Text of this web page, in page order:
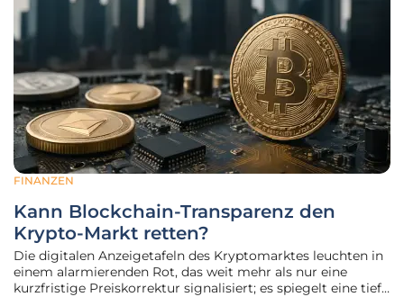
FINANZEN
Kann Blockchain-Transparenz den
Krypto-Markt retten?
Die digitalen Anzeigetafeln des Kryptomarktes leuchten in
einem alarmierenden Rot, das weit mehr als nur eine
kurzfristige Preiskorrektur signalisiert; es spiegelt eine tief